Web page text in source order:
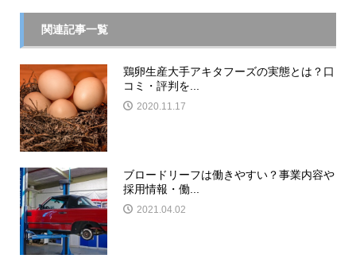
関連記事一覧
鶏卵生産大手アキタフーズの実態とは？口
コミ・評判を...
2020.11.17
ブロードリーフは働きやすい？事業内容や
採用情報・働...
2021.04.02